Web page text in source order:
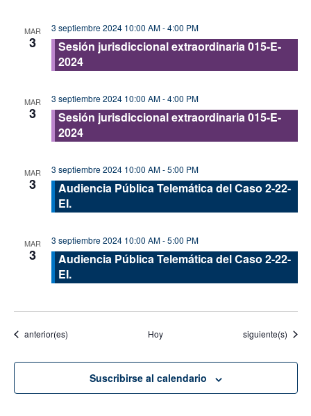
MAR
3
3 septiembre 2024 10:00 AM-4:00 PM
Sesión jurisdiccional extraordinaria 015-E-
2024
MAR
3
3 septiembre 2024 10:00 AM-4:00 PM
Sesión jurisdiccional extraordinaria 015-E-
2024
MAR
3
3 septiembre 2024 10:00 AM-5:00 PM
Audiencia Pública Telemática del Caso 2-22-
EI.
MAR
3
3 septiembre 2024 10:00 AM-5:00 PM
Audiencia Pública Telemática del Caso 2-22-
EI.
Eventos
anterior(es) Hoy Eventos
siguiente(s)
Suscribirse al calendario